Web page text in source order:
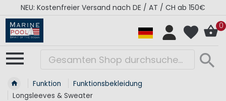
NEU: Kostenfreier Versand nach DE / AT / CH ab 150€
0
Funktion
Funktionsbekleidung
Longsleeves & Sweater